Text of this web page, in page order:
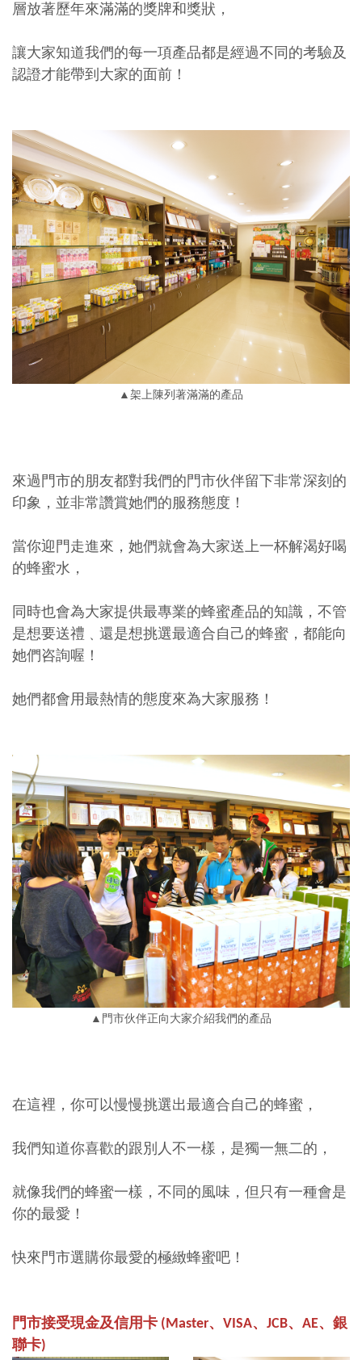
層放著歷年來滿滿的獎牌和獎狀，
讓大家知道我們的每一項產品都是經過不同的考驗及
認證才能帶到大家的面前！
▲架上陳列著滿滿的產品
來過門市的朋友都對我們的門市伙伴留下非常深刻的
印象，並非常讚賞她們的服務態度！
當你迎門走進來，她們就會為大家送上一杯解渴好喝
的蜂蜜水，
同時也會為大家提供最專業的蜂蜜產品的知識，不管
是想要送禮﹑還是想挑選最適合自己的蜂蜜，都能向
她們咨詢喔！
她們都會用最熱情的態度來為大家服務！
▲門市伙伴正向大家介紹我們的產品
在這裡，你可以慢慢挑選出最適合自己的蜂蜜，
我們知道你喜歡的跟別人不一樣，是獨一無二的，
就像我們的蜂蜜一樣，不同的風味，但只有一種會是
你的最愛！
快來門市選購你最愛的極緻蜂蜜吧！
門市接受現金及信用卡 (Master、VISA、JCB、AE、銀
聯卡)